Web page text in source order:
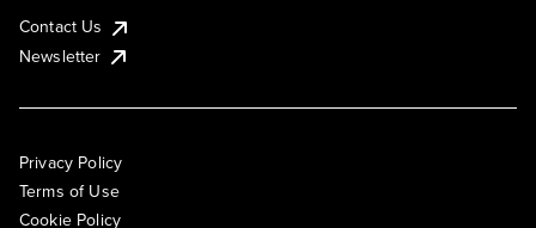
Contact Us
Newsletter
Privacy Policy
Terms of Use
Cookie Policy